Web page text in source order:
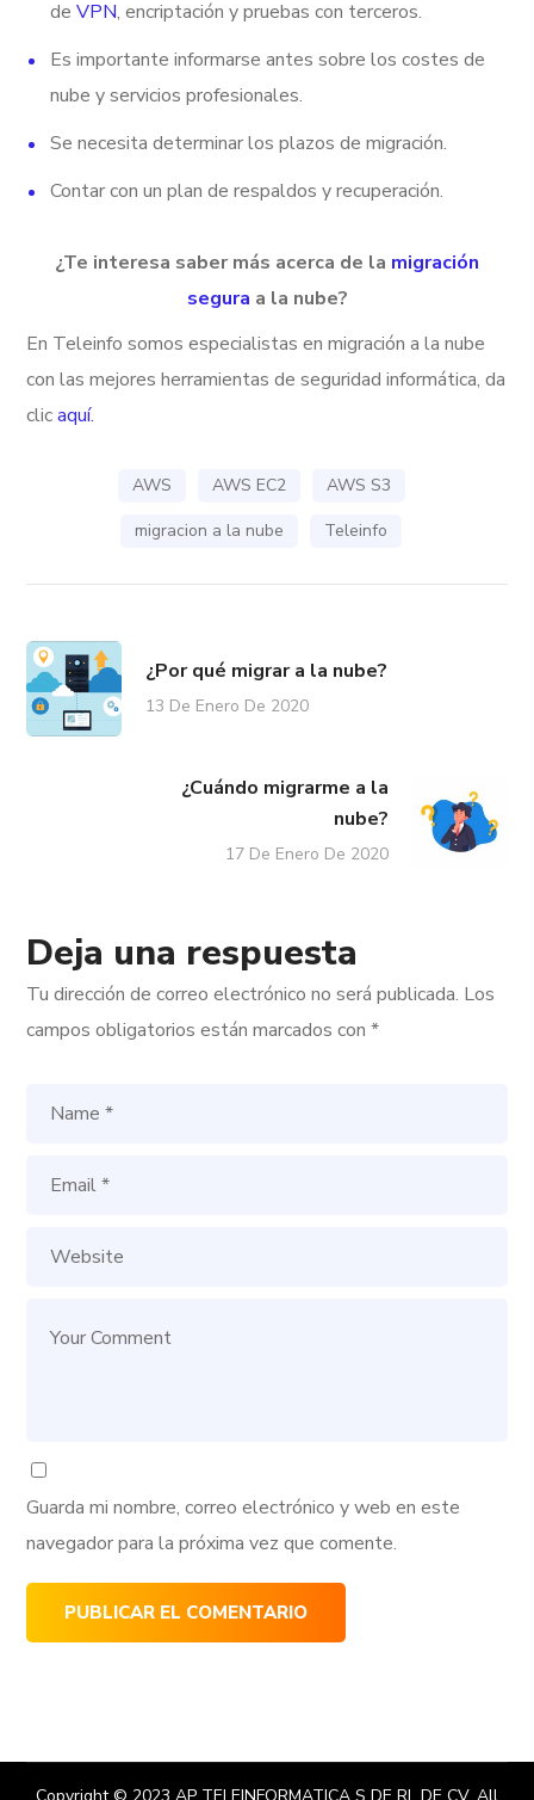
deVPN, encriptación y pruebas con terceros.
Es importante informarse antes sobre los costes de
nube y servicios profesionales.
Se necesita determinar los plazos de migración.
Contar con un plan de respaldos y recuperación.
¿Te interesa saber más acerca de la migración
segura a la nube?
En Teleinfo somos especialistas en migración a la nube
con las mejores herramientas de seguridad informática, da
clicaquí.
AWS AWS EC2
AWS S3
migracion a la nube
Teleinfo
¿Por qué migrar a la nube?
13 De Enero De 2020
¿Cuándo migrarme a la
nube?
17 De Enero De 2020
Deja una respuesta
Tu dirección de correo electrónico no será publicada. Los
campos obligatorios están marcados con*
Guarda mi nombre, correo electrónico y web en este
navegador para la próxima vez que comente.